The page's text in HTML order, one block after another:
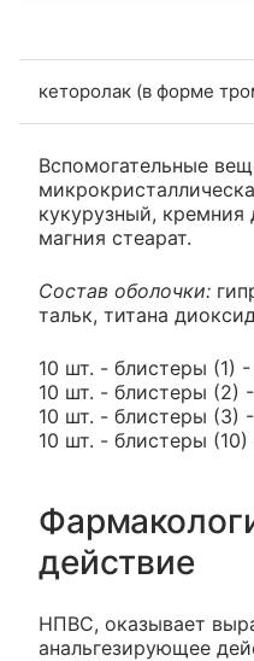
кеторолак (в форме
Вспомогательные
кукурузный,
магния стеарат.
Состав оболочки:
тальк, титана
10 шт. - блистеры (1)
10 шт. - блистеры (2)
10 шт. - блистеры (3)
10 шт. - блистеры
действие
НПВС, оказывает
анальгезирующее